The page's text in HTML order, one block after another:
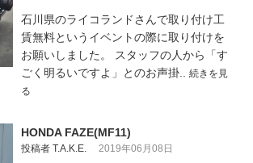
石川県のライコランドさんで取り付け工
賃無料というイベントの際に取り付けを
お願いしました。 スタッフの人から「す
ごく明るいですよ」とのお声掛.. 続きを見
る
HONDA FAZE(MF11)
投稿者 T.A.K.E. 2019年06月08日